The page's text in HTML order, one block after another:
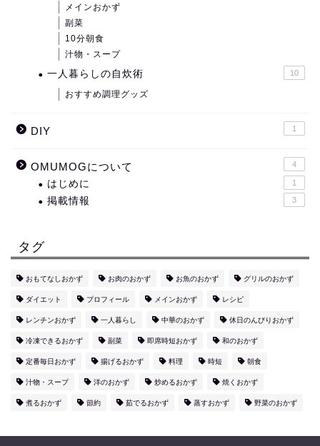
メインおかず
副菜
10分朝食
汁物・スープ
一人暮らしの自炊術 10
おすすめ調理グッズ
DIY 1
OMUMOGについて 4
はじめに 1
掲載情報 3
タグ
おもてなしおかず お肉のおかず お魚のおかず グリルのおかず
ダイエット プロフィール メインおかず レシピ
レンチンおかず 一人暮らし 中華のおかず 休日のんびりおかず
冷凍できるおかず 副菜 即席時短おかず 和のおかず
定番毎日おかず 揚げるおかず 料理 時短 朝食
汁物・スープ 洋のおかず 炒めるおかず 焼くおかず
煮るおかず 節約 茹でるおかず 蒸すおかず 野菜のおかず